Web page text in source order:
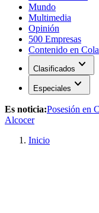
Mundo
Multimedia
Opinión
500 Empresas
Contenido en
Clasificados expand_more
Especiales expand_more
Es noticia:Posesión en
Alcocer
Inicio